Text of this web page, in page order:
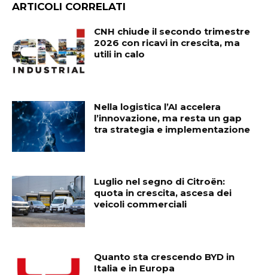
ARTICOLI CORRELATI
CNH chiude il secondo trimestre
2026 con ricavi in crescita, ma
utili in calo
Nella logistica l’AI accelera
l’innovazione, ma resta un gap
tra strategia e implementazione
Luglio nel segno di Citroën:
quota in crescita, ascesa dei
veicoli commerciali
Quanto sta crescendo BYD in
Italia e in Europa